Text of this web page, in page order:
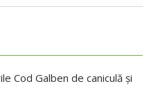
Cod Galben de caniculă și